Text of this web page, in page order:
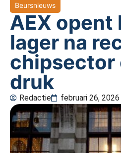
Beursnieuws
AEX opent
lager na
chipsector
druk
Redactie februari 26, 2026